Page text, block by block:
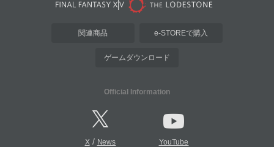
関連商品 e-STOREで購入
ゲームダウンロード
Official Information
X/ News YouTube